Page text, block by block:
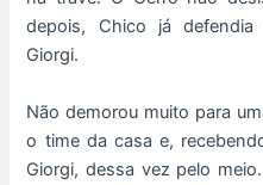
depois, Chico já
Giorgi.
Não demorou muito para
o time da casa e,
Giorgi, dessa vez pelo